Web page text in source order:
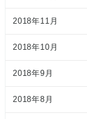
2018年11月
2018年10月
2018年9月
2018年8月